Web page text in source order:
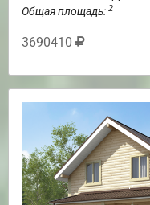
Общая площадь: 2
3690410